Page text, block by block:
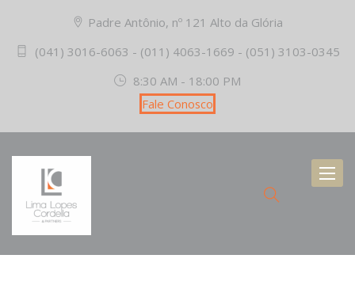
Padre Antônio, nº 121 Alto da Glória
(041) 3016-6063 - (011) 4063-1669 - (051) 3103-0345
8:30 AM - 18:00 PM
Fale Conosco